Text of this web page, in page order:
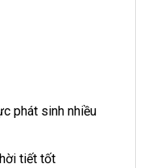
phát sinh nhiều
tiết tốt